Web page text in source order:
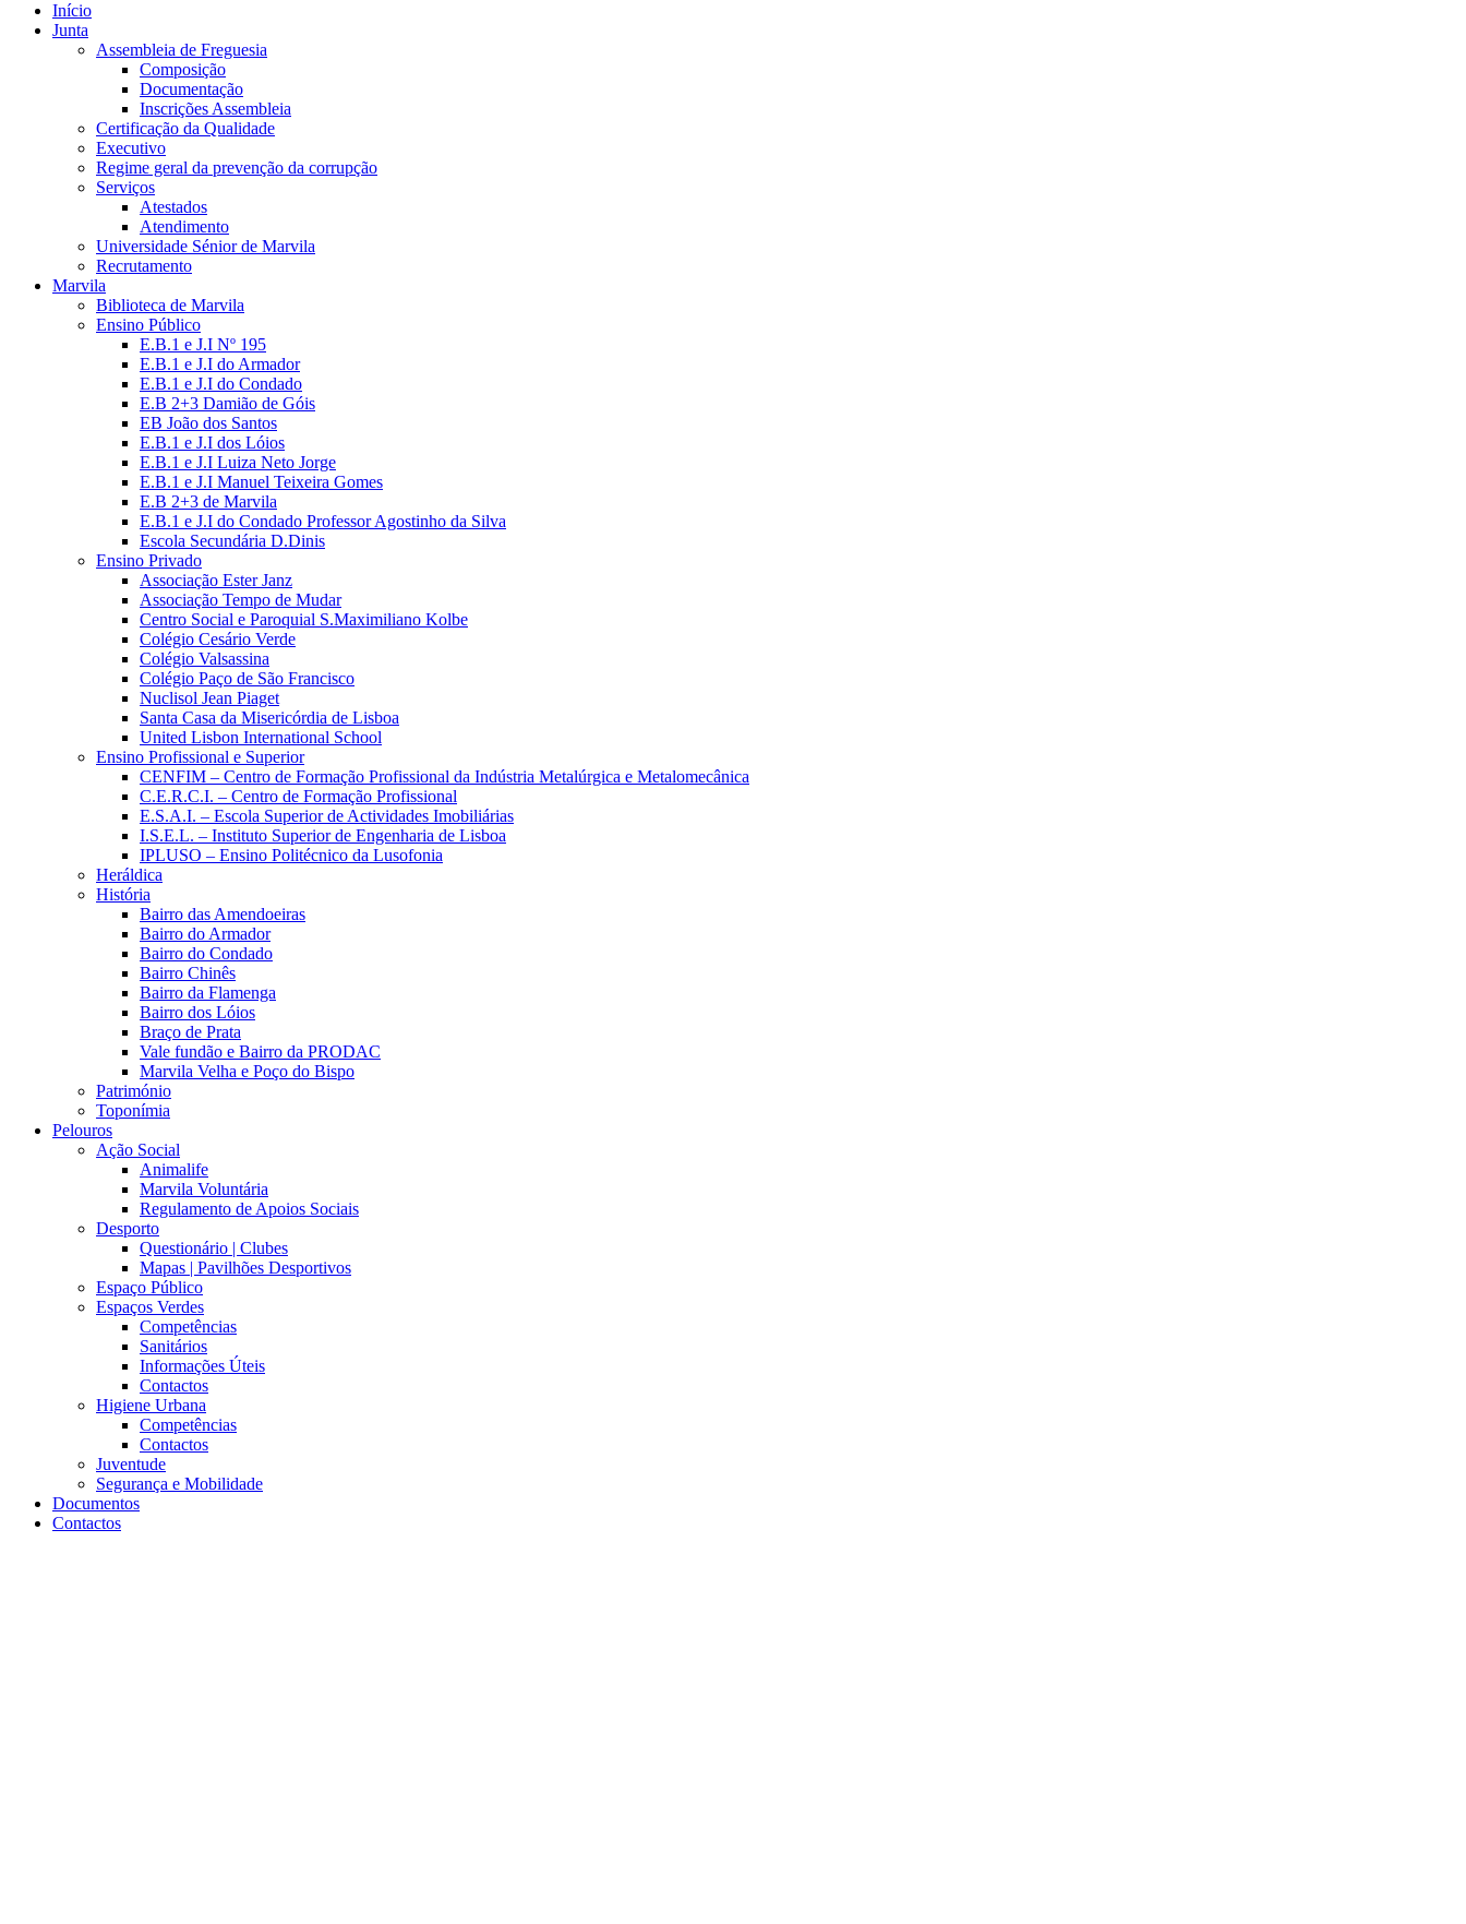
Início
Junta
Assembleia de Freguesia
Composição
Documentação
Inscrições Assembleia
Certificação da Qualidade
Executivo
Regime geral da prevenção da corrupção
Serviços
Atestados
Atendimento
Universidade Sénior de Marvila
Recrutamento
Marvila
Biblioteca de Marvila
Ensino Público
E.B.1 e J.I Nº 195
E.B.1 e J.I do Armador
E.B.1 e J.I do Condado
E.B 2+3 Damião de Góis
EB João dos Santos
E.B.1 e J.I dos Lóios
E.B.1 e J.I Luiza Neto Jorge
E.B.1 e J.I Manuel Teixeira Gomes
E.B 2+3 de Marvila
E.B.1 e J.I do Condado Professor Agostinho da Silva
Escola Secundária D.Dinis
Ensino Privado
Associação Ester Janz
Associação Tempo de Mudar
Centro Social e Paroquial S.Maximiliano Kolbe
Colégio Cesário Verde
Colégio Valsassina
Colégio Paço de São Francisco
Nuclisol Jean Piaget
Santa Casa da Misericórdia de Lisboa
United Lisbon International School
Ensino Profissional e Superior
CENFIM – Centro de Formação Profissional da Indústria Metalúrgica e Metalomecânica
C.E.R.C.I. – Centro de Formação Profissional
E.S.A.I. – Escola Superior de Actividades Imobiliárias
I.S.E.L. – Instituto Superior de Engenharia de Lisboa
IPLUSO – Ensino Politécnico da Lusofonia
Heráldica
História
Bairro das Amendoeiras
Bairro do Armador
Bairro do Condado
Bairro Chinês
Bairro da Flamenga
Bairro dos Lóios
Braço de Prata
Vale fundão e Bairro da PRODAC
Marvila Velha e Poço do Bispo
Património
Toponímia
Pelouros
Ação Social
Animalife
Marvila Voluntária
Regulamento de Apoios Sociais
Desporto
Questionário | Clubes
Mapas | Pavilhões Desportivos
Espaço Público
Espaços Verdes
Competências
Sanitários
Informações Úteis
Contactos
Higiene Urbana
Competências
Contactos
Juventude
Segurança e Mobilidade
Documentos
Contactos